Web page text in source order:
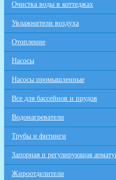
Очистка воды в коттеджах
Увлажнители воздуха
Отопление
Насосы
Насосы промышленные
Все для бaссейнов и прудов
Водонагреватели
Трубы и фитинги
Запорная и регулирующая
Жироотделители